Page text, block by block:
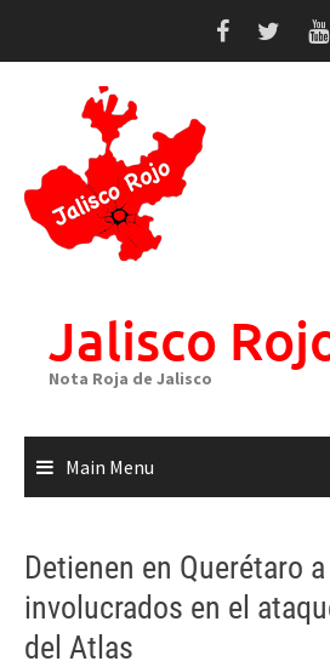
Jalisco
Nota Roja de Jalisco
Main Menu
Detienen en Querétaro
involucrados en el
del Atlas